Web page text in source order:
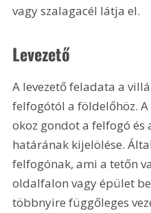
vagy szalagacél látja el.
Levezető
A levezető feladata a
felfogótól a földelőhöz.
okoz gondot a felfogó és
határának kijelölése.
felfogónak, ami a tetőn
oldalfalon vagy épület
többnyire függőleges